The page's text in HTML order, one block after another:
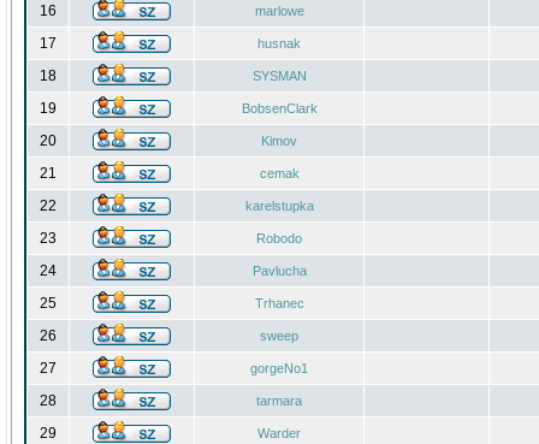
16 marlowe
17 husnak
18 SYSMAN
19 BobsenClark
20 Kimov
21 cemak
22 karelstupka
23 Robodo
24 Pavlucha
25 Trhanec
26 sweep
27 gorgeNo1
28 tarmara
29 Warder